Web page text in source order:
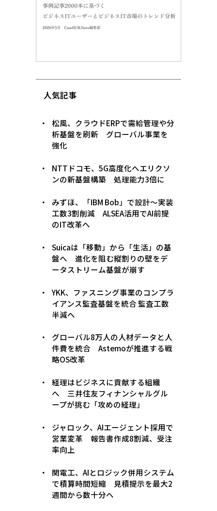
人気記事
松風、クラウドERPで需給管理や分
析基盤を刷新 グローバル事業を
強化
NTTドコモ、5G高度化へエリクソ
ンの新基盤構築 処理能力3倍に
みずほ、「IBM Bob」で設計〜実装
工数3割削減 ALSEA活用でAI前提
のIT改革へ
Suicaは「移動」から「生活」の基
盤へ 進化を阻む縦割りの壁をデ
ータストリーム基盤が崩す
YKK、ファスニング事業のコンプラ
イアンス監査基盤を統合 監査工数
半減へ
グローバル8万人の人材データと人
件費を統合 Astemoが推進する戦
略OS改革
経理はビジネスに貢献する組織
へ 三井住友フィナンシャルグル
ープが挑む「攻めの経理」
ジャロック、AIエージェント採用で
営業変革 報告書作成8割減、受注
率向上
関電工、AIとロジック併用システム
で積算時間短縮 見積提示を最大2
週間から数十分へ